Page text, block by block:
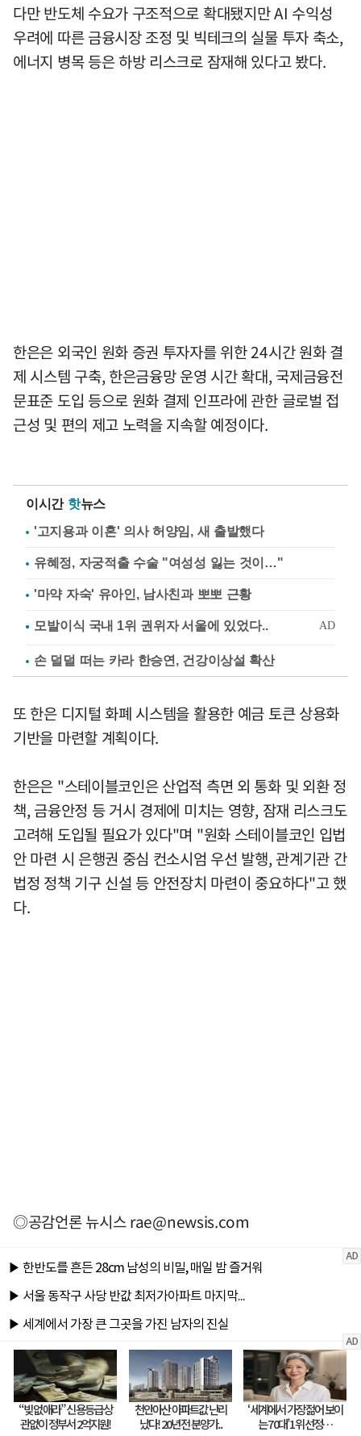
다만 반도체 수요가 구조적으로 확대됐지만 AI 수익성
우려에 따른 금융시장 조정 및 빅테크의 실물 투자 축소,
에너지 병목 등은 하방 리스크로 잠재해 있다고 봤다.
한은은 외국인 원화 증권 투자자를 위한 24시간 원화 결
제 시스템 구축, 한은금융망 운영 시간 확대, 국제금융전
문표준 도입 등으로 원화 결제 인프라에 관한 글로벌 접
근성 및 편의 제고 노력을 지속할 예정이다.
이시간 핫뉴스
'고지용과 이혼' 의사 허양임, 새 출발했다
유혜정, 자궁적출 수술 "여성성 잃는 것이…"
'마약 자숙' 유아인, 남사친과 뽀뽀 근황
손 덜덜 떠는 카라 한승연, 건강이상설 확산
또 한은 디지털 화폐 시스템을 활용한 예금 토큰 상용화
기반을 마련할 계획이다.
한은은 "스테이블코인은 산업적 측면 외 통화 및 외환 정
책, 금융안정 등 거시 경제에 미치는 영향, 잠재 리스크도
고려해 도입될 필요가 있다"며 "원화 스테이블코인 입법
안 마련 시 은행권 중심 컨소시엄 우선 발행, 관계기관 간
법정 정책 기구 신설 등 안전장치 마련이 중요하다"고 했
다.
◎공감언론 뉴시스rae@newsis.com